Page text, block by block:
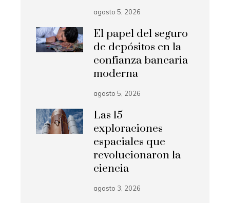
agosto 5, 2026
El papel del seguro
de depósitos en la
confianza bancaria
moderna
agosto 5, 2026
Las 15
exploraciones
espaciales que
revolucionaron la
ciencia
agosto 3, 2026